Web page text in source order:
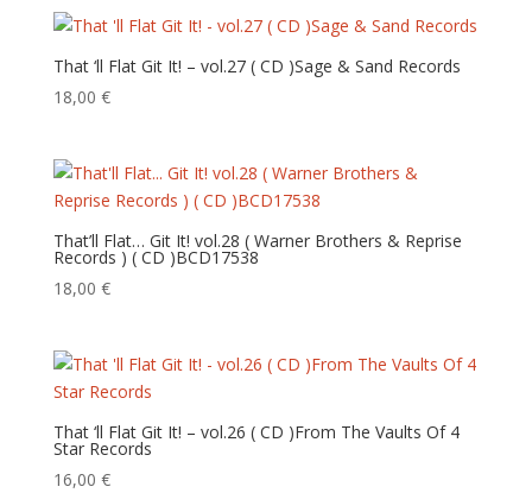
That ‘ll Flat Git It! – vol.27 ( CD ) Sage & Sand Records
18,00 €
That’ll Flat… Git It! vol.28 ( Warner Brothers & Reprise
Records ) ( CD ) BCD17538
18,00 €
That ‘ll Flat Git It! – vol.26 ( CD ) From The Vaults Of 4
Star Records
16,00 €